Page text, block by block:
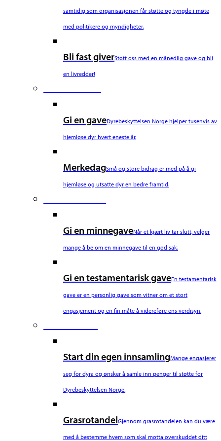
samtidig som organisasjonen får støtte og tyngde i møte
med politikere og myndigheter.
Bli fast giverStøtt oss med en månedlig gave og bli
en livredder!
Gi en gaveDyrebeskyttelsen Norge hjelper tusenvis av
hjemløse dyr hvert eneste år.
MerkedagSmå og store bidrag er med på å gi
hjemløse og utsatte dyr en bedre framtid.
Gi en minnegaveNår et kjært liv tar slutt, velger
mange å be om en minnegave til en god sak.
Gi en testamentarisk gaveEn testamentarisk
gave er en personlig gave som vitner om et stort
engasjement og en fin måte å videreføre ens verdisyn.
Start din egen innsamlingMange engasjerer
seg for dyra og ønsker å samle inn penger til støtte for
Dyrebeskyttelsen Norge.
GrasrotandelGjennom grasrotandelen kan du være
med å bestemme hvem som skal motta overskuddet ditt